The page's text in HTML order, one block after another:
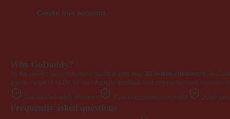
Create free account
Why GoDaddy?
As the world's largest domain registrar with over 20 million customers,
a wide range of TLDs. Its user-friendly interface and comprehensive
Secure GoDaddy checkout ICANN-accredited registrar 20M+
Frequently asked questions